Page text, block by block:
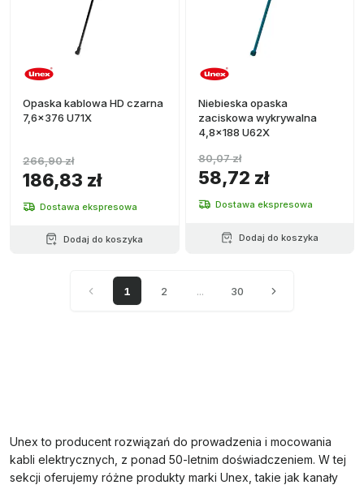
Opaska kablowa HD czarna
7,6x376 U71X
186,83 zł
266,90 zł
Dostawa ekspresowa
Dodaj do koszyka
Niebieska opaska
zaciskowa wykrywalna
4,8x188 U62X
58,72 zł
80,07 zł
Dostawa ekspresowa
Dodaj do koszyka
1 2 ... 30
Unex to producent rozwiązań do prowadzenia i mocowania
kabli elektrycznych, z ponad 50-letnim doświadczeniem. W tej
sekcji oferujemy różne produkty marki Unex, takie jak kanały